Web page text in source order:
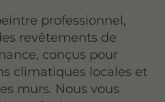
professionnel,
revêtements de
conçus pour
climatiques locales et
murs. Nous vous